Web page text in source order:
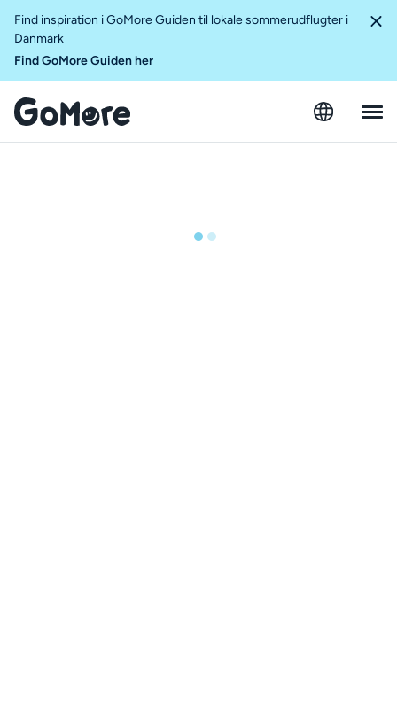
Find inspiration i GoMore Guiden til lokale sommerudflugter i
Danmark
Find GoMore Guiden her